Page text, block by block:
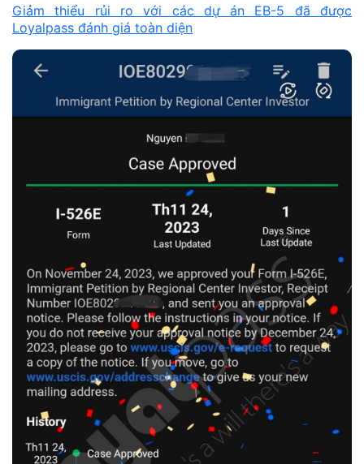
Giảm thiểu rủi ro với các dự án EB-5 đã được
Loyalpass đánh giá toàn diện